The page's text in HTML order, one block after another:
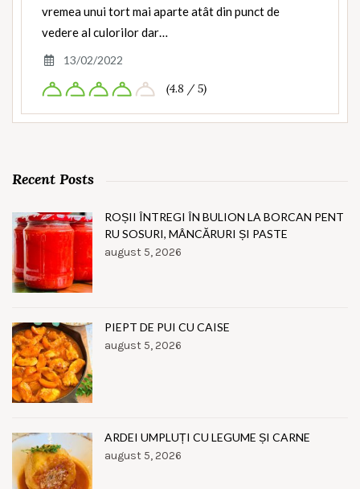
vremea unui tort mai aparte atât din punct de
vedere al culorilor dar…
13/02/2022
(4.8 / 5)
Recent Posts
ROȘII ÎNTREGI ÎN BULION LA BORCAN PENT
RU SOSURI, MÂNCĂRURI ȘI PASTE
august 5, 2026
PIEPT DE PUI CU CAISE
august 5, 2026
ARDEI UMPLUȚI CU LEGUME ȘI CARNE
august 5, 2026